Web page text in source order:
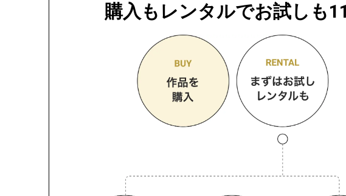
購入もレンタルでお試しも